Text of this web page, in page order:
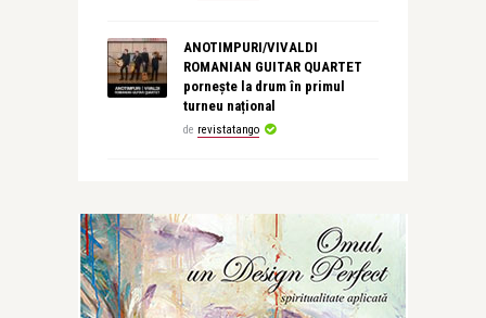
ANOTIMPURI/VIVALDI
ROMANIAN GUITAR QUARTET
pornește la drum în primul
turneu național
de revistatango